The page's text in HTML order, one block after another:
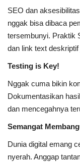
SEO dan
nggak bisa dibaca
tersembunyi. Praktik
dan link text
Testing is Key!
Nggak cuma bikin
Dokumentasikan
dan mencegahnya
Semangat
Dunia digital emang
nyerah. Anggap